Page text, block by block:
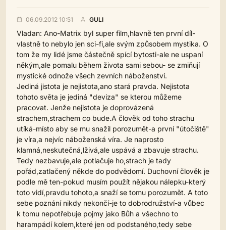
06.09.2012 10:51 GULI
Vladan: Ano-Matrix byl super film,hlavně ten první díl-
vlastně to nebylo jen sci-fi,ale svým způsobem mystika. O
tom že my lidé jsme částečně spící bytosti-ale ne uspaní
někým,ale pomalu během života sami sebou- se zmiňují
mystické odnože všech zevních náboženství.
Jediná jistota je nejistota,ano stará pravda. Nejistota
tohoto světa je jediná "deviza" se kterou můžeme
pracovat. Jenže nejistota je doprovázená
strachem,strachem co bude.A člověk od toho strachu
utíká-místo aby se mu snažil porozumět-a první "útočiště"
je víra,a nejvíc náboženská víra. Je naprosto
klamná,neskutečná,lživá,ale uspává a zbavuje strachu.
Tedy nezbavuje,ale potlačuje ho,strach je tady
pořád,zatlačený někde do podvědomí. Duchovní člověk je
podle mě ten-pokud musím použít nějakou nálepku-který
toto vidí,pravdu tohoto,a snaží se tomu porozumět. A toto
sebe poznání nikdy nekončí-je to dobrodružství-a vůbec
k tomu nepotřebuje pojmy jako Bůh a všechno to
harampádí kolem,které jen od podstaného,tedy sebe